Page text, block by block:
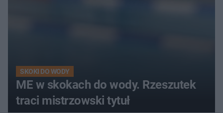
SKOKI DO WODY
ME w skokach do wody. Rzeszutek
traci mistrzowski tytuł